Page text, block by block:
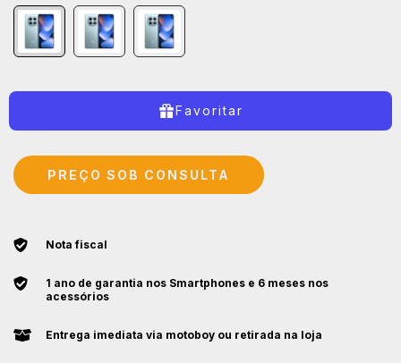
Favoritar
Nota fiscal
1 ano de garantia nos Smartphones e 6 meses nos
acessórios
Entrega imediata via motoboy ou retirada na loja